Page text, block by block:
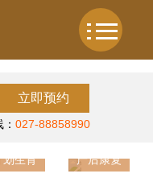
立即预约
027-88858990
划生育 产后康复